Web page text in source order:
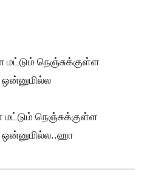
நெஞ்சுக்குள்ள
நெஞ்சுக்குள்ள
ஒன்னுமில்ல..ஹா